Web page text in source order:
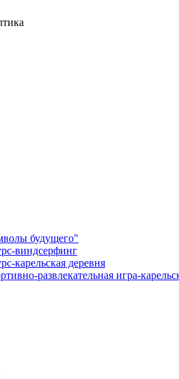
будущего"
виндсерфинг
карельская деревня
развлекательная игра-